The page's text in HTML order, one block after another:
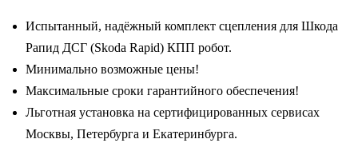
Испытанный, надёжный комплект сцепления для Шкода
Рапид ДСГ (Skoda Rapid) КПП робот.
Минимально возможные цены!
Максимальные сроки гарантийного обеспечения!
Льготная установка на сертифицированных сервисах
Москвы, Петербурга и Екатеринбурга.